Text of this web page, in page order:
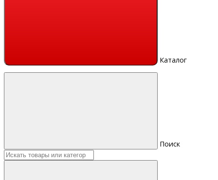
Каталог
Поиск